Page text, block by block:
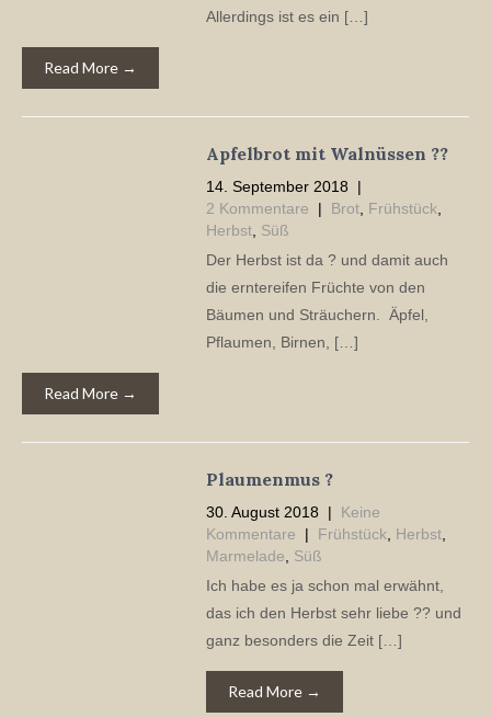
Allerdings ist es ein […]
Read More →
Apfelbrot mit Walnüssen ??
14. September 2018
|
2 Kommentare
| Brot, Frühstück,
Herbst, Süß
Der Herbst ist da ? und damit auch
die erntereifen Früchte von den
Bäumen und Sträuchern. Äpfel,
Pflaumen, Birnen, […]
Read More →
Plaumenmus ?
30. August 2018 | Keine
Kommentare
| Frühstück, Herbst,
Marmelade
Süß
Ich habe es ja schon mal erwähnt,
das ich den Herbst sehr liebe ?? und
ganz besonders die Zeit […]
Read More →